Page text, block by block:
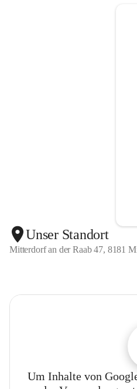
Unser Standort
Mitterdorf an der Raab 47, 8181
Um Inhalte von